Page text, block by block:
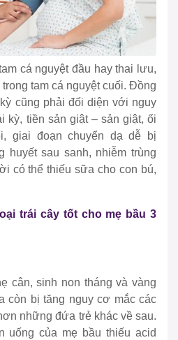
cá nguyệt đầu hay thai lưu,
tam cá nguyệt cuối. Đồng
cũng phải đối diện với nguy
kỳ, tiền sản giật – sản giật, ối
giai đoạn chuyển dạ dễ bị
huyết sau sanh, nhiễm trùng
có thể thiếu sữa cho con bú,
trái cây tốt cho mẹ bầu 3
cân, sinh non tháng và vàng
còn bị tăng nguy cơ mắc các
những đứa trẻ khác về sau.
uống của mẹ bầu thiếu acid